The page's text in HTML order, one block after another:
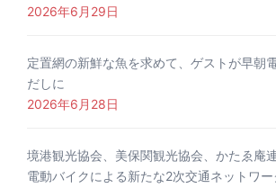
2026年6月29日
定置網の新鮮な魚を求めて、ゲストが早朝
だしに
2026年6月28日
境港観光協会、美保関観光協会、かたゑ庵
電動バイクによる新たな2次交通ネットワー